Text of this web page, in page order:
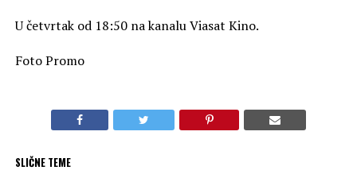
U četvrtak od 18:50 na kanalu Viasat Kino.
Foto Promo
SLIČNE TEME